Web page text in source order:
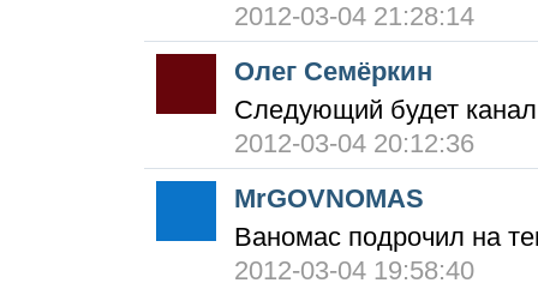
2012-03-04 21:28:14
Олег Семёркин
Следующий будет
2012-03-04 20:12:36
MrGOVNOMAS
Ваномас подрочил на
2012-03-04 19:58:40